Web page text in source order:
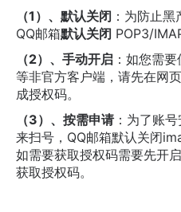
（1）、默认关闭 ：为防止
QQ邮箱默认关闭 POP3/
（2）、手动开启 ：如您需
等非官方客户端，请先在网
成授权码。
（3）、按需申请：为了账
来扫号，QQ邮箱默认关闭
如需要获取授权码需要先开
获取授权码。